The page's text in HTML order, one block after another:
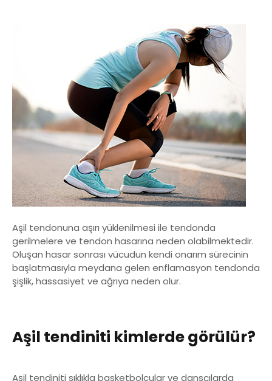
Aşil tendonuna aşırı yüklenilmesi ile tendonda
gerilmelere ve tendon hasarına neden olabilmektedir.
Oluşan hasar sonrası vücudun kendi onarım sürecinin
başlatmasıyla meydana gelen enflamasyon tendonda
şişlik, hassasiyet ve ağrıya neden olur.
Aşil tendiniti kimlerde görülür?
Aşil tendiniti sıklıkla basketbolcular ve dansçılarda